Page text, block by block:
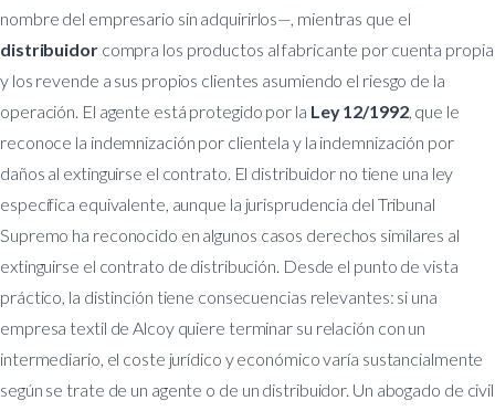
nombre del empresario sin adquirirlos—, mientras que el
distribuidorcompra los productos al fabricante por cuenta propia
y los revende a sus propios clientes asumiendo el riesgo de la
operación. El agente está protegido por la Ley 12/1992, que le
reconoce la indemnización por clientela y la indemnización por
daños al extinguirse el contrato. El distribuidor no tiene una ley
específica equivalente, aunque la jurisprudencia del Tribunal
Supremo ha reconocido en algunos casos derechos similares al
extinguirse el contrato de distribución. Desde el punto de vista
práctico, la distinción tiene consecuencias relevantes: si una
empresa textil de Alcoy quiere terminar su relación con un
intermediario, el coste jurídico y económico varía sustancialmente
según se trate de un agente o de un distribuidor. Un abogado de civil